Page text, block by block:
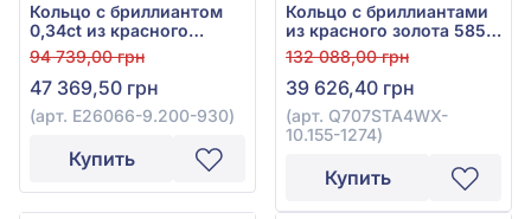
Кольцо с бриллиантом
0,34ct из красного
золота 585°, арт. E26066-
9.200-930
94 739,00 грн
47 369,50 грн
(арт. E26066-9.200-930)
Купить
Кольцо с бриллиантами
из красного золота 585°
с бриллиантом 0,14ct и
дымчатым кварцем
10,48ct, арт.
Q707STA4WX-10.155-1274
132 088,00 грн
39 626,40 грн
(арт. Q707STA4WX-
10.155-1274)
Купить